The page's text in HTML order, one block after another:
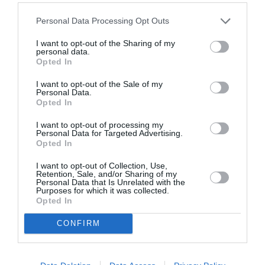
Personal Data Processing Opt Outs
I want to opt-out of the Sharing of my
personal data.
Opted In
I want to opt-out of the Sale of my
Personal Data.
Opted In
I want to opt-out of processing my
Personal Data for Targeted Advertising.
Opted In
I want to opt-out of Collection, Use,
Retention, Sale, and/or Sharing of my
Personal Data that Is Unrelated with the
Purposes for which it was collected.
Opted In
CONFIRM
ευκαιρία για επαναληπτικές θεάσεις.
https://www.dithepi.gr/el/events/4665/
Συνεργασία ΕΚΟΜΕ – Animasyros: Η
εκπαίδευση στο επίκεντρο
Το Εθνικό Κέντρο Οπτικοακουστικών Μέσων
(ΕΚΟΜΕ), αποτελεί πλέον τον πάγιο
υποστηρικτή εκπαιδευτικών δράσεων του
Animasyros. Σε συνέχεια της επιτυχημένης
συνεργασίας των δύο φορέων θα διοργανωθούν
έως τον Ιούνιο του 2021, έξι (6) επιγραμμικά
(online) και φυσικά εργαστήρια κινουμένων